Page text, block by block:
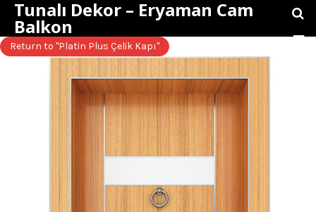
Tunalı Dekor – Eryaman Cam
Balkon
Return to "Platin Plus Çelik Kapı"